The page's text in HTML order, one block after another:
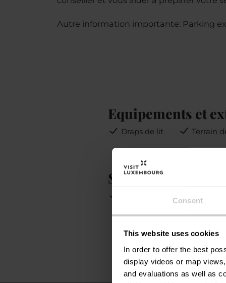
Consent
This website uses cookies
In order to offer the best
display videos or map
and evaluations as well as
Autre information importante: Parking
Equipements et
Draps de lit Terrain
Services
Chauffage inclus